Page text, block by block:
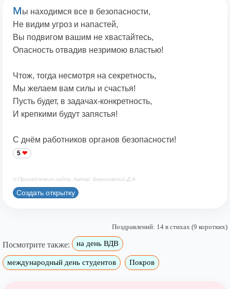
Мы находимся все в безопасности,
Не видим угроз и напастей,
Вы подвигом вашим не хвастайтесь,
Опасность отвадив незримою властью!
Чтож, тогда несмотря на секретность,
Мы желаем вам силы и счастья!
Пусть будет, в задачах-конкретность,
И крепкими будут запястья!
С днём работников органов безопасности!
5
© Принадлежит сайту. Автор: Березовский Д.А.
Создать открытку
Поздравлений: 14 в стихах (9 коротких)
Посмотрите также: на день ВДВ
международный день студентов Покров